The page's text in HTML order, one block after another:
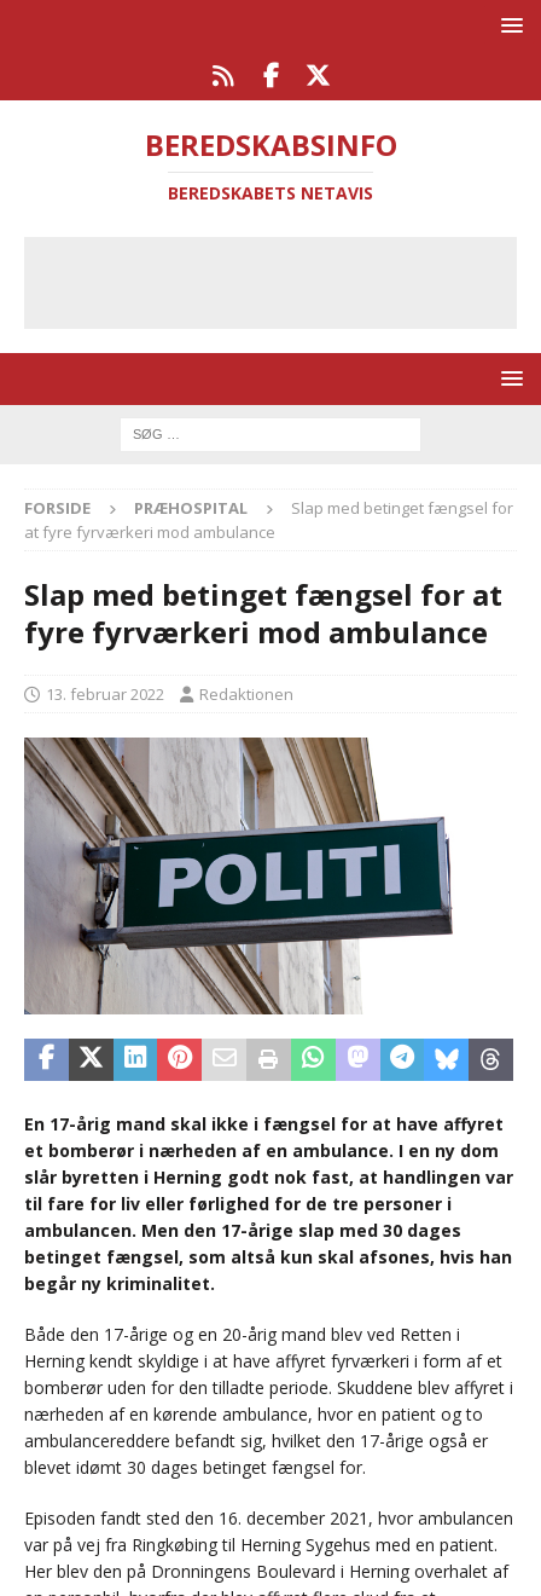
BEREDSKABSINFO
BEREDSKABETS NETAVIS
FORSIDE PRÆHOSPITAL
Slap med betinget fængsel for
at fyre fyrværkeri mod ambulance
Slap med betinget fængsel for at
fyre fyrværkeri mod ambulance
13. februar 2022 Redaktionen
En 17-årig mand skal ikke i fængsel for at have affyret
et bomberør i nærheden af en ambulance. I en ny dom
slår byretten i Herning godt nok fast, at handlingen var
til fare for liv eller førlighed for de tre personer i
ambulancen. Men den 17-årige slap med 30 dages
betinget fængsel, som altså kun skal afsones, hvis han
begår ny kriminalitet.
Både den 17-årige og en 20-årig mand blev ved Retten i
Herning kendt skyldige i at have affyret fyrværkeri i form af et
bomberør uden for den tilladte periode. Skuddene blev affyret i
nærheden af en kørende ambulance, hvor en patient og to
ambulancereddere befandt sig, hvilket den 17-årige også er
blevet idømt 30 dages betinget fængsel for.
Episoden fandt sted den 16. december 2021, hvor ambulancen
var på vej fra Ringkøbing til Herning Sygehus med en patient.
Her blev den på Dronningens Boulevard i Herning overhalet af